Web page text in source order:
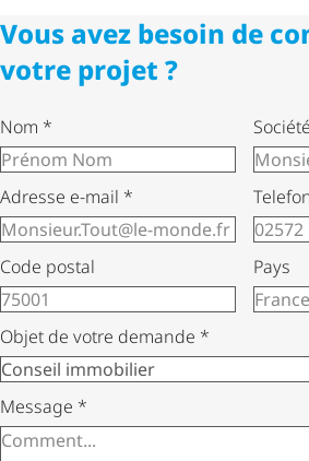
Vous avez besoin de
votre projet ?
Nom * Société
Adresse e-mail *
Code postal Pays
Objet de votre demande *
Message *